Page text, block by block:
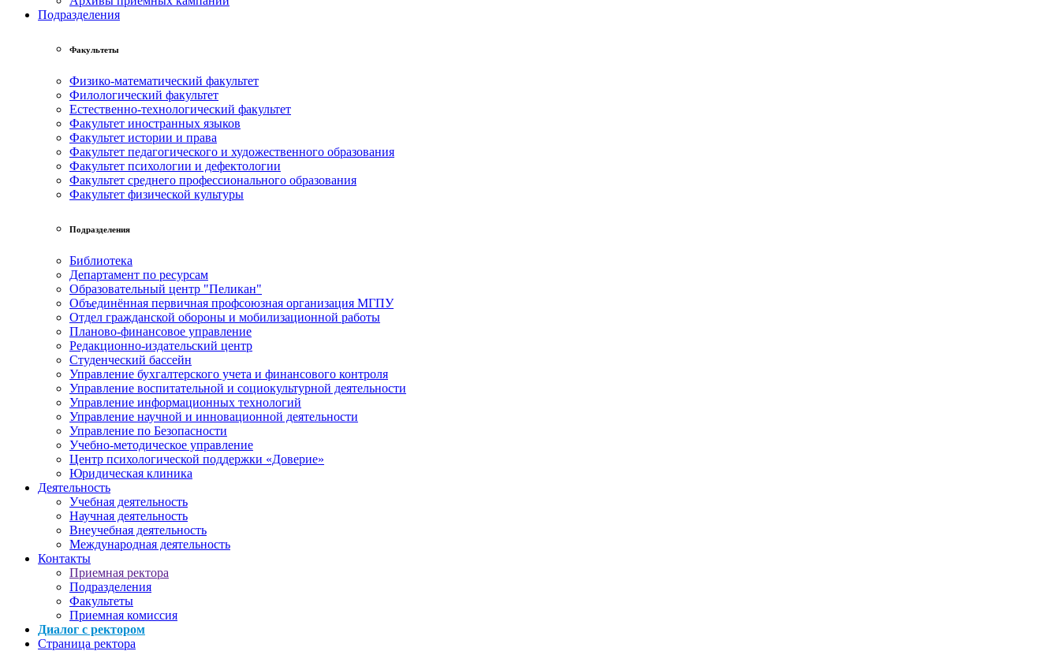
Подразделения
Факультеты
Физико-математический факультет
Филологический факультет
Естественно-технологический факультет
Факультет иностранных языков
Факультет истории и права
Факультет педагогического и художественного образования
Факультет психологии и дефектологии
Факультет среднего профессионального образования
Факультет физической культуры
Подразделения
Библиотека
Департамент по ресурсам
Образовательный центр "Пеликан"
Объединённая первичная профсоюзная организация МГПУ
Отдел гражданской обороны и мобилизационной работы
Планово-финансовое управление
Редакционно-издательский центр
Студенческий бассейн
Управление бухгалтерского учета и финансового контроля
Управление воспитательной и социокультурной деятельности
Управление информационных технологий
Управление научной и инновационной деятельности
Управление по Безопасности
Учебно-методическое управление
Центр психологической поддержки «Доверие»
Юридическая клиника
Деятельность
Учебная деятельность
Научная деятельность
Внеучебная деятельность
Международная деятельность
Контакты
Приемная ректора
Подразделения
Факультеты
Приемная комиссия
Диалог с ректором
Страница ректора